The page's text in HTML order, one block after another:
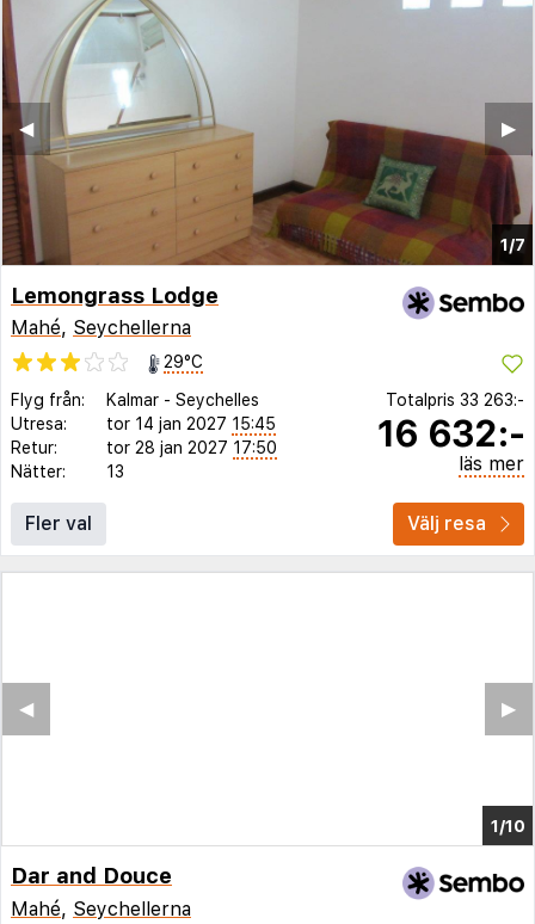
1/7
▶︎
◀︎
Lemongrass Lodge
Mahé, Seychellerna
29°C
Flyg från:
Kalmar - Seychelles
Utresa:
tor 14 jan 2027 15:45
Retur:
tor 28 jan 2027 17:50
Nätter:
13
Totalpris 33 263:-
16 632:-
läs mer
Fler val Välj resa
1/4
▶︎
◀︎
Dar and Douce
Mahé, Seychellerna